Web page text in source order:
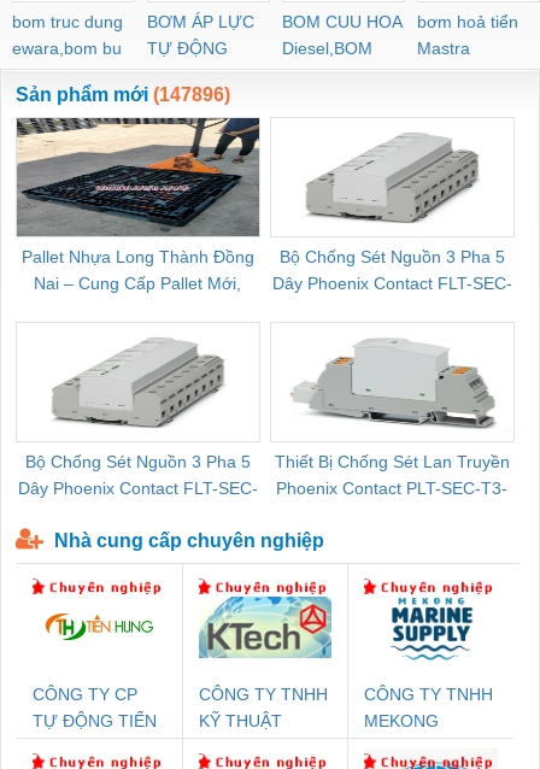
bom truc dung
ewara,bom bu
ewara
BƠM ÁP LỰC
TỰ ĐỘNG
BOM CUU HOA
Diesel,BOM
CHUA CHAY
bơm hoả tiển
Mastra
Sản phẩm mới (147896)
Pallet Nhựa Long Thành Đồng
Nai – Cung Cấp Pallet Mới,
Bộ Chống Sét Nguồn 3 Pha 5
Dây Phoenix Contact FLT-SEC-
Bộ Chống Sét Nguồn 3 Pha 5
Dây Phoenix Contact FLT-SEC-
Thiết Bị Chống Sét Lan Truyền
Phoenix Contact PLT-SEC-T3-
Nhà cung cấp chuyên nghiệp
CÔNG TY CP
TỰ ĐỘNG TIẾN
CÔNG TY TNHH
KỸ THUẬT
CÔNG TY TNHH
MEKONG